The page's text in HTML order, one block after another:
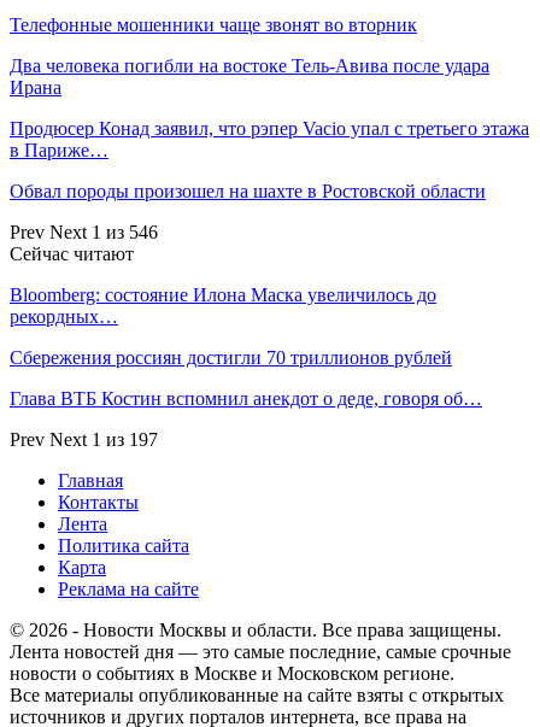
Телефонные мошенники чаще звонят во вторник
Два человека погибли на востоке Тель-Авива после удара
Ирана
Продюсер Конад заявил, что рэпер Vacio упал с третьего этажа
в Париже…
Обвал породы произошел на шахте в Ростовской области
Prev Next 1 из 546
Сейчас читают
Bloomberg: состояние Илона Маска увеличилось до
рекордных…
Сбережения россиян достигли 70 триллионов рублей
Глава ВТБ Костин вспомнил анекдот о деде, говоря об…
Prev Next 1 из 197
Главная
Контакты
Лента
Политика сайта
Карта
Реклама на сайте
© 2026 - Новости Москвы и области. Все права защищены.
Лента новостей дня — это самые последние, самые срочные
новости о событиях в Москве и Московском регионе.
Все материалы опубликованные на сайте взяты с открытых
источников и других порталов интернета, все права на